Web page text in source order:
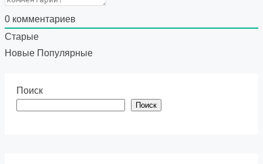
0 комментариев
Старые
Новые Популярные
Поиск
Поиск